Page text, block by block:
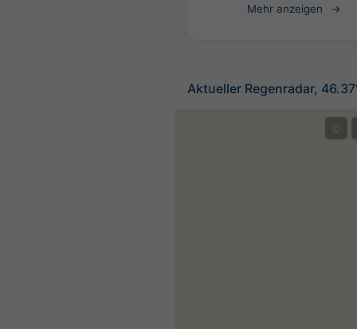
Mehr anzeigen
Aktueller Regenradar,
©